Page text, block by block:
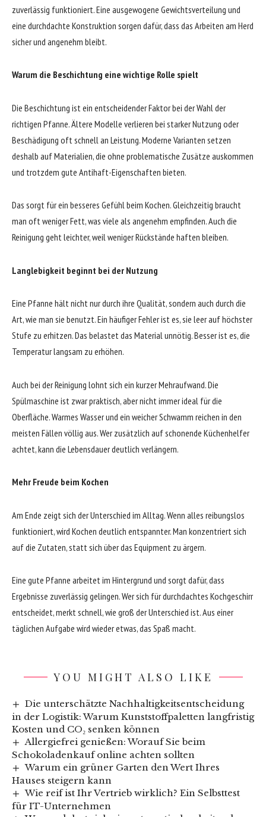
zuverlässig funktioniert. Eine ausgewogene Gewichtsverteilung und
eine durchdachte Konstruktion sorgen dafür, dass das Arbeiten am Herd
sicher und angenehm bleibt.
Warum die Beschichtung eine wichtige Rolle spielt
Die Beschichtung ist ein entscheidender Faktor bei der Wahl der
richtigen Pfanne. Ältere Modelle verlieren bei starker Nutzung oder
Beschädigung oft schnell an Leistung. Moderne Varianten setzen
deshalb auf Materialien, die ohne problematische Zusätze auskommen
und trotzdem gute Antihaft-Eigenschaften bieten.
Das sorgt für ein besseres Gefühl beim Kochen. Gleichzeitig braucht
man oft weniger Fett, was viele als angenehm empfinden. Auch die
Reinigung geht leichter, weil weniger Rückstände haften bleiben.
Langlebigkeit beginnt bei der Nutzung
Eine Pfanne hält nicht nur durch ihre Qualität, sondern auch durch die
Art, wie man sie benutzt. Ein häufiger Fehler ist es, sie leer auf höchster
Stufe zu erhitzen. Das belastet das Material unnötig. Besser ist es, die
Temperatur langsam zu erhöhen.
Auch bei der Reinigung lohnt sich ein kurzer Mehraufwand. Die
Spülmaschine ist zwar praktisch, aber nicht immer ideal für die
Oberfläche. Warmes Wasser und ein weicher Schwamm reichen in den
meisten Fällen völlig aus. Wer zusätzlich auf schonende Küchenhelfer
achtet, kann die Lebensdauer deutlich verlängern.
Mehr Freude beim Kochen
Am Ende zeigt sich der Unterschied im Alltag. Wenn alles reibungslos
funktioniert, wird Kochen deutlich entspannter. Man konzentriert sich
auf die Zutaten, statt sich über das Equipment zu ärgern.
Eine gute Pfanne arbeitet im Hintergrund und sorgt dafür, dass
Ergebnisse zuverlässig gelingen. Wer sich für durchdachtes Kochgeschirr
entscheidet, merkt schnell, wie groß der Unterschied ist. Aus einer
täglichen Aufgabe wird wieder etwas, das Spaß macht.
YOU MIGHT ALSO LIKE
Die unterschätzte Nachhaltigkeitsentscheidung
in der Logistik: Warum Kunststoffpaletten langfristig
Kosten und CO₂ senken können
Allergiefrei genießen: Worauf Sie beim
Schokoladenkauf online achten sollten
Warum ein grüner Garten den Wert Ihres
Hauses steigern kann
Wie reif ist Ihr Vertrieb wirklich? Ein Selbsttest
für IT-Unternehmen